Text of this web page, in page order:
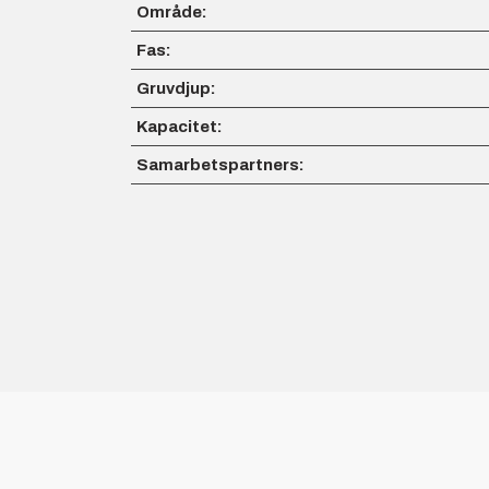
Område:
Fas:
Gruvdjup:
Kapacitet:
Samarbetspartners: